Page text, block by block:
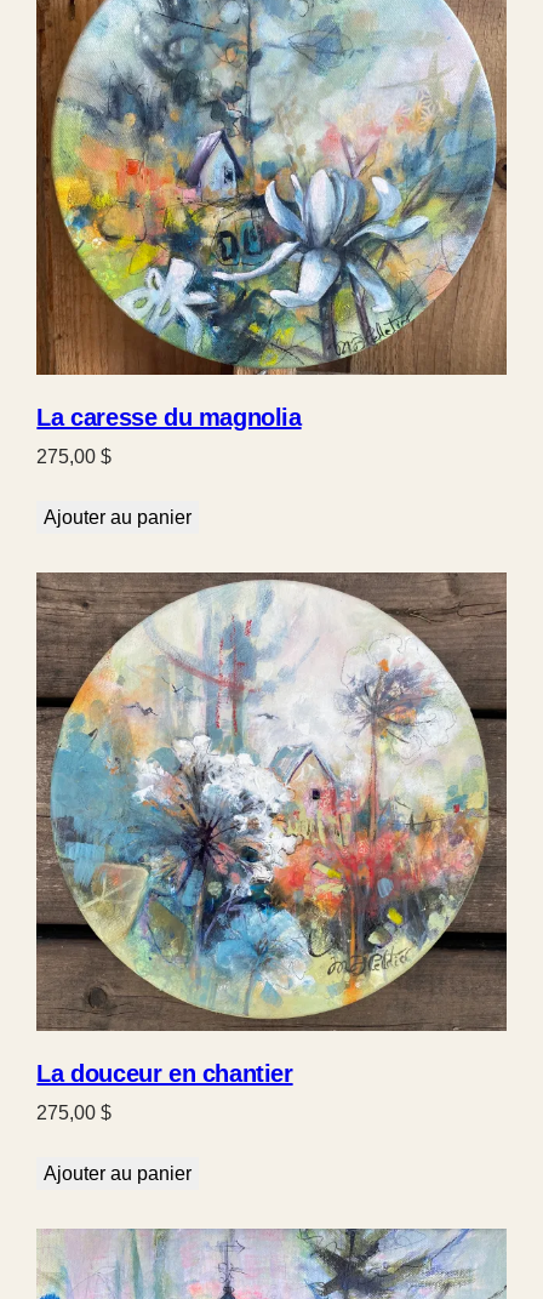
La caresse du magnolia
275,00$
Ajouter au panier
La douceur en chantier
275,00$
Ajouter au panier